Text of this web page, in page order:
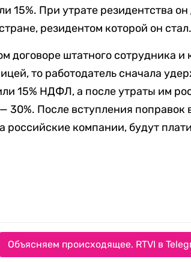
15%. При утрате резидентства
резидентом которой он стал.
договоре штатного сотрудника
то работодатель сначала
15% НДФЛ, а после утраты им
30%. После вступления поправок
компании, будут
Объясняем происходящее. RTVI в